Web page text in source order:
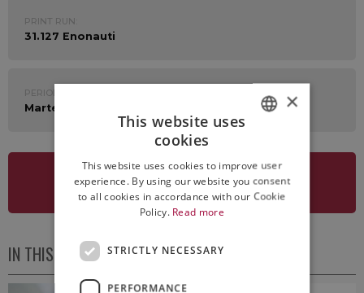
PRINT RUN:
31.127 Enonauti
PERIOD:
Martedì 30 Maggio 2023
SEE NEWSLETTER
IN THIS ISSUE
ENGLISH
×
This website uses
cookies
This website uses cookies to improve user
experience. By using our website you consent
to all cookies in accordance with our Cookie
Policy. Read more
STRICTLY NECESSARY
PERFORMANCE